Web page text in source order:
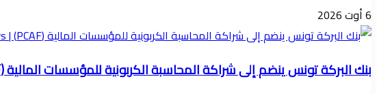
6 أوت 2026
بنك البركة تونس ينضم إلى شراكة المحاسبة الكربونية للمؤسسات المالية (PCAF)